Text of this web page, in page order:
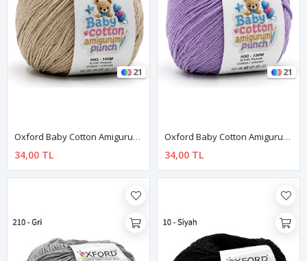
21
Oxford Baby Cotton Amigurumi Punch 50 Gr 150 M No:190 Bej
34,00 TL
21
Oxford Baby Cotton Amigurumi Punch 50 Gr 150 M No:200 Lila
34,00 TL